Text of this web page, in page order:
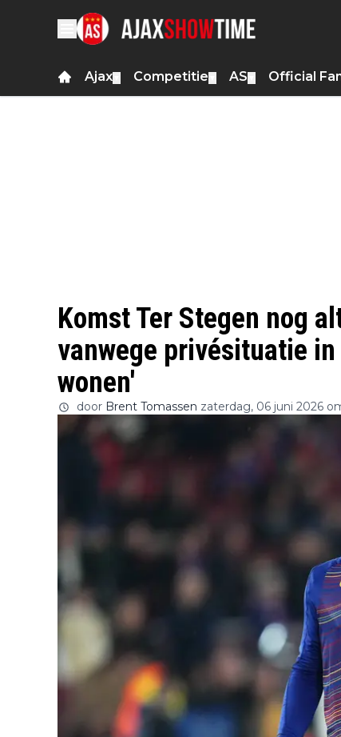
Ajax Competitie AS Official
Komst Ter Stegen nog
vanwege privésituatie
wonen'
door Brent Tomassen zaterdag, 06 juni 2026